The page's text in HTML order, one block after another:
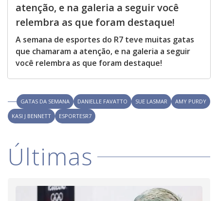
atenção, e na galeria a seguir você
relembra as que foram destaque!
A semana de esportes do R7 teve muitas gatas
que chamaram a atenção, e na galeria a seguir
você relembra as que foram destaque!
GATAS DA SEMANA DANIELLE FAVATTO SUE LASMAR
AMY PURDY
KASI J BENNETT
ESPORTESR7
Últimas